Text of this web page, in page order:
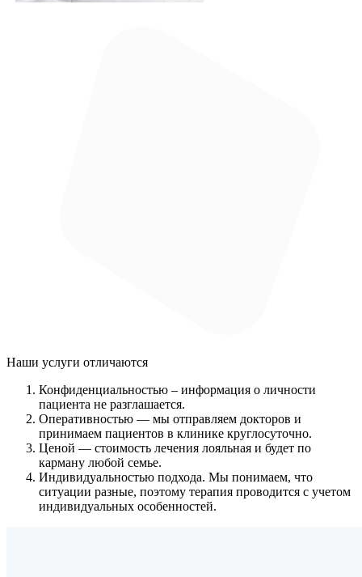
Наши услуги отличаются
Конфиденциальностью – информация о личности
пациента не разглашается.
Оперативностью — мы отправляем докторов и
принимаем пациентов в клинике круглосуточно.
Ценой — стоимость лечения лояльная и будет по
карману любой семье.
Индивидуальностью подхода. Мы понимаем, что
ситуации разные, поэтому терапия проводится с учетом
индивидуальных особенностей.